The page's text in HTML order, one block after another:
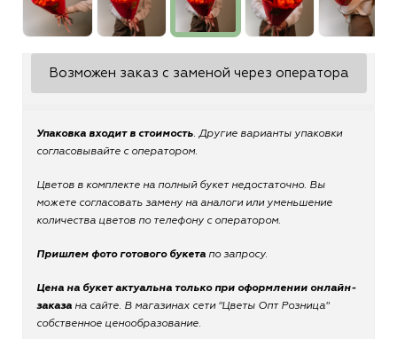
Упаковка входит в стоимость. Другие варианты упаковки
согласовывайте с оператором.
Цветов в комплекте на полный букет недостаточно. Вы
можете согласовать замену на аналоги или уменьшение
количества цветов по телефону с оператором.
Пришлем фото готового букета по запросу.
Цена на букет актуальна только при оформлении онлайн-
заказа на сайте. В магазинах сети "Цветы Опт Розница"
собственное ценообразование.
Возможен заказ с заменой через оператора